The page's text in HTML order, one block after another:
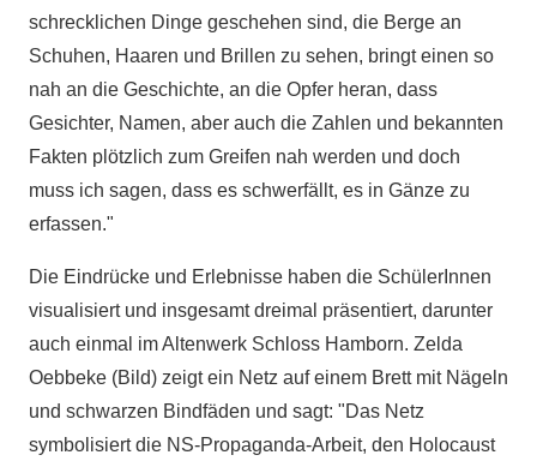
schrecklichen Dinge geschehen sind, die Berge an
Schuhen, Haaren und Brillen zu sehen, bringt einen so
nah an die Geschichte, an die Opfer heran, dass
Gesichter, Namen, aber auch die Zahlen und bekannten
Fakten plötzlich zum Greifen nah werden und doch
muss ich sagen, dass es schwerfällt, es in Gänze zu
erfassen."
Die Eindrücke und Erlebnisse haben die SchülerInnen
visualisiert und insgesamt dreimal präsentiert, darunter
auch einmal im Altenwerk Schloss Hamborn. Zelda
Oebbeke (Bild) zeigt ein Netz auf einem Brett mit Nägeln
und schwarzen Bindfäden und sagt: "Das Netz
symbolisiert die NS-Propaganda-Arbeit, den Holocaust